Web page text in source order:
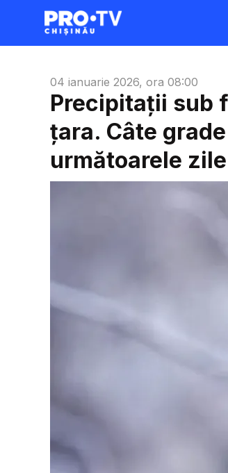
04 ianuarie 2026, ora 08:00
Precipitații sub
țara. Câte
următoarele